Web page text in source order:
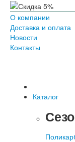
О компании
Доставка и оплата
Новости
Контакты
Каталог